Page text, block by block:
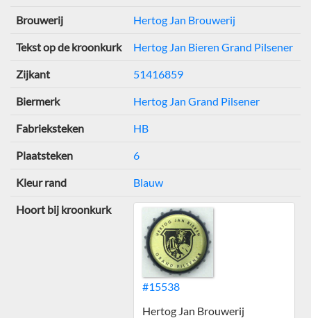
Brouwerij Hertog Jan Brouwerij
Tekst op de kroonkurk Hertog Jan Bieren Grand Pilsener
Zijkant 51416859
Biermerk Hertog Jan Grand Pilsener
Fabrieksteken HB
Plaatsteken 6
Kleur rand Blauw
Hoort bij kroonkurk
#15538
Hertog Jan Brouwerij